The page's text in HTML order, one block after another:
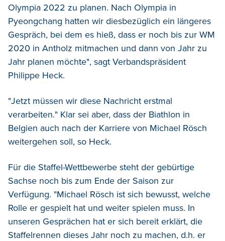
Olympia 2022 zu planen. Nach Olympia in
Pyeongchang hatten wir diesbezüglich ein längeres
Gespräch, bei dem es hieß, dass er noch bis zur WM
2020 in Antholz mitmachen und dann von Jahr zu
Jahr planen möchte", sagt Verbandspräsident
Philippe Heck.
"Jetzt müssen wir diese Nachricht erstmal
verarbeiten." Klar sei aber, dass der Biathlon in
Belgien auch nach der Karriere von Michael Rösch
weitergehen soll, so Heck.
Für die Staffel-Wettbewerbe steht der gebürtige
Sachse noch bis zum Ende der Saison zur
Verfügung. "Michael Rösch ist sich bewusst, welche
Rolle er gespielt hat und weiter spielen muss. In
unseren Gesprächen hat er sich bereit erklärt, die
Staffelrennen dieses Jahr noch zu machen, d.h. er